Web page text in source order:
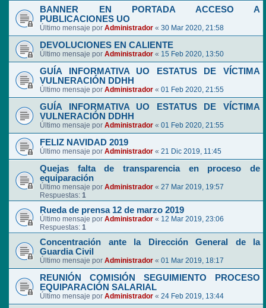
BANNER EN PORTADA ACCESO A
PUBLICACIONES UO
Último mensaje por Administrador « 30 Mar 2020, 21:58
DEVOLUCIONES EN CALIENTE
Último mensaje por Administrador « 15 Feb 2020, 13:50
GUÍA INFORMATIVA UO ESTATUS DE VÍCTIMA
VULNERACIÓN DDHH
Último mensaje por Administrador « 01 Feb 2020, 21:55
GUÍA INFORMATIVA UO ESTATUS DE VÍCTIMA
VULNERACIÓN DDHH
Último mensaje por Administrador « 01 Feb 2020, 21:55
FELIZ NAVIDAD 2019
Último mensaje por Administrador « 21 Dic 2019, 11:45
Quejas falta de transparencia en proceso de
equiparación
Último mensaje por Administrador « 27 Mar 2019, 19:57
Respuestas: 1
Rueda de prensa 12 de marzo 2019
Último mensaje por Administrador « 12 Mar 2019, 23:06
Respuestas: 1
Concentración ante la Dirección General de la
Guardia Civil
Último mensaje por Administrador « 01 Mar 2019, 18:17
REUNIÓN COMISIÓN SEGUIMIENTO PROCESO
EQUIPARACIÓN SALARIAL
Último mensaje por Administrador « 24 Feb 2019, 13:44